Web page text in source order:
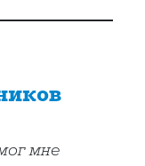
мне